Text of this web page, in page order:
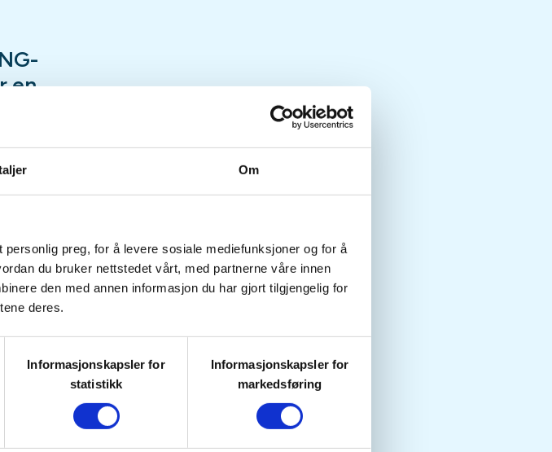
Om
preg, for å levere sosiale mediefunksjoner og for å
du bruker nettstedet vårt, med partnerne våre innen
den med annen informasjon du har gjort tilgjengelig for
deres.
Informasjonskapsler for
statistikk
Informasjonskapsler for
markedsføring
en
av
medier
er